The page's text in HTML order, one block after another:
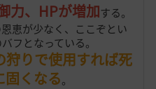
力、HPが増加する。
恵が少なく、ここぞとい
フとなっている。
狩りで使用すれば死
固くなる。